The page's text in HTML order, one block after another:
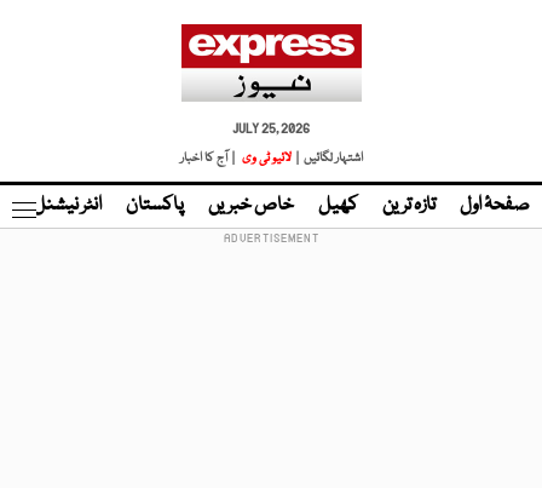
JULY 25, 2026
اشتہار لگائیں |
لائیو ٹی وی | آج کا اخبار
صفحۂ اول تازہ ترین کھیل خاص خبریں پاکستان انٹر نیشنل